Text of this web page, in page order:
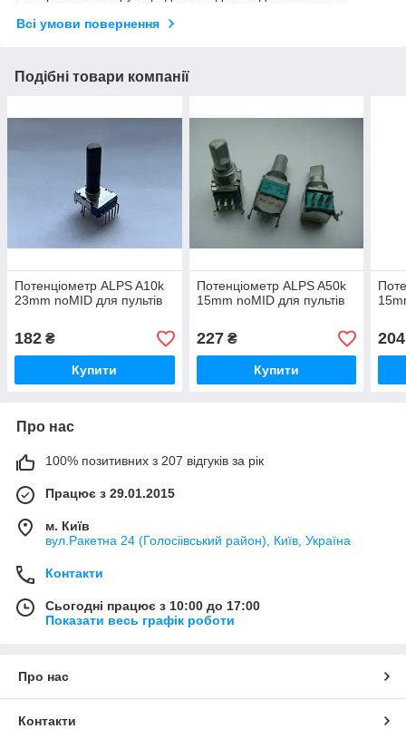
Всі умови повернення
Подібні товари компанії
Потенціометр ALPS A10k
23mm noMID для пультів
182 ₴
Купити
Потенціометр ALPS A50k
15mm noMID для пультів
227₴
Купити
204
Про нас
100% позитивних з 207 відгуків за рік
Працює з 29.01.2015
м. Київ
вул.Ракетна 24 (Голосіівський район), Київ, Україна
Контакти
Сьогодні працює з 10:00 до 17:00
Показати весь графік роботи
Про нас
Контакти